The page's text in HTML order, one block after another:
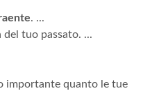
. ...
del tuo passato. ...
importante quanto le tue